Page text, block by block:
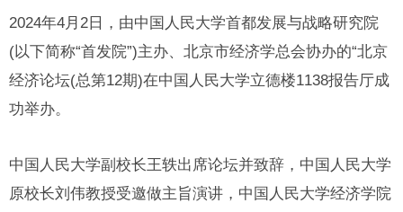
2024年4月2日，由中国人民大学首都发展与战略研究院
(以下简称“首发院”)主办、北京市经济学总会协办的“北京
经济论坛(总第12期)在中国人民大学立德楼1138报告厅成
功举办。
中国人民大学副校长王轶出席论坛并致辞，中国人民大学
原校长刘伟教授受邀做主旨演讲，中国人民大学经济学院